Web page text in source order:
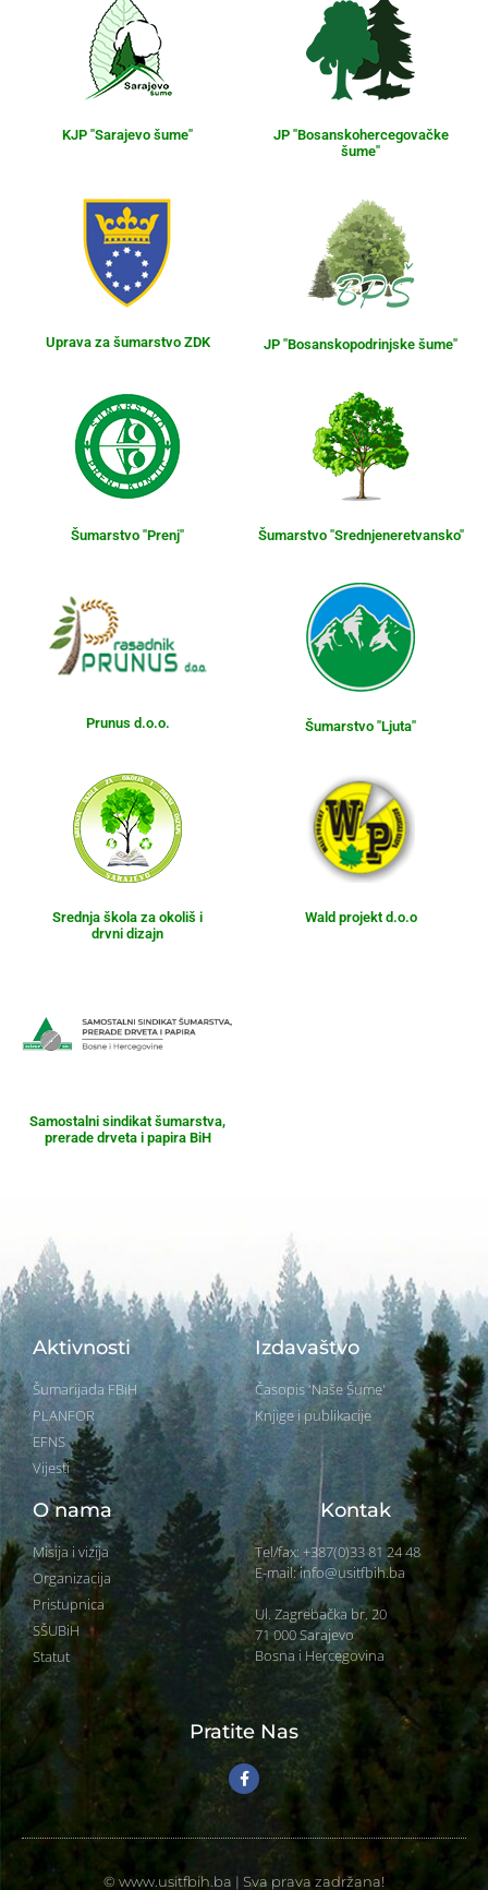
KJP "Sarajevo šume"
JP "Bosanskohercegovačke
šume"
Uprava za šumarstvo ZDK JP "Bosanskopodrinjske šume"
Šumarstvo "Prenj" Šumarstvo "Srednjeneretvansko"
Prunus d.o.o. Šumarstvo "Ljuta"
Srednja škola za okoliš i
drvni dizajn
Wald projekt d.o.o
Samostalni sindikat šumarstva,
prerade drveta i papira BiH
Aktivnosti
Šumarijada FBiH
PLANFOR
EFNS
Vijesti
Izdavaštvo
Časopis 'Naše Šume'
Knjige i publikacije
O nama
Misija i vizija
Organizacija
Pristupnica
SŠUBiH
Statut
Kontak
Tel/fax: +387(0)33 81 24 48
E-mail: info@usitfbih.ba
Ul. Zagrebačka br. 20
71 000 Sarajevo
Bosna i Hercegovina
Pratite Nas
© www.usitfbih.ba | Sva prava zadržana!